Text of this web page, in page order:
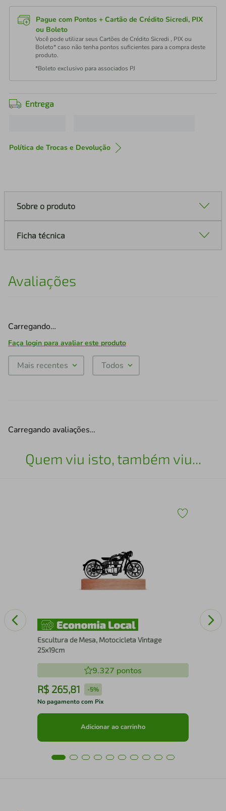
Pague com Pontos + Cartão de Crédito Sicredi, PIX
ou Boleto
Você pode utilizar seus Cartões de Crédito Sicredi , PIX ou
Boleto* caso não tenha pontos suficientes para a compra deste
produto.
*Boleto exclusivo para associados PJ
Entrega
Política de Trocas e Devolução
Sobre o produto
Ficha técnica
Avaliações
Carregando…
Faça login para avaliar este produto
Mais recentes Todos
Carregando avaliações…
Quem viu isto, também viu...
Escultura de Mesa, Motocicleta Vintage
25x19cm
9.327 pontos
R$ 265,81 -5%
No pagamento com Pix
Adicionar ao carrinho